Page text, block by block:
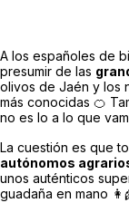
A los españoles de
presumir de las
olivos de Jaén y los
más conocidas 🍊
no es lo a lo que
La cuestión es que
autónomos
unos auténticos
guadaña en mano